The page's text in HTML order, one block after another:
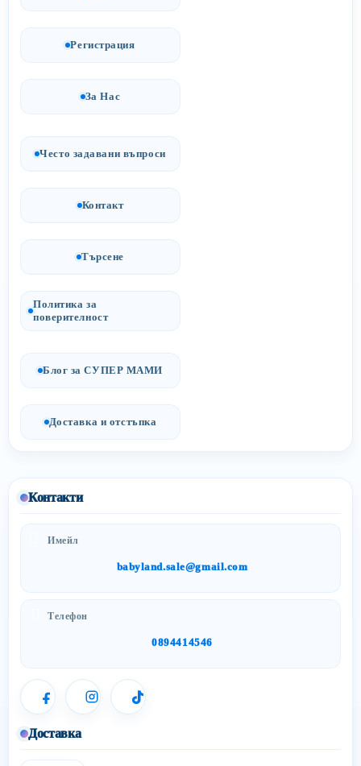
Регистрация
За Нас
Често задавани въпроси
Контакт
Търсене
Политика за
поверителност
Блог за СУПЕР МАМИ
Доставка и отстъпка
Контакти
Имейл
babyland.sale@gmail.com
Телефон
0894414546
Доставка